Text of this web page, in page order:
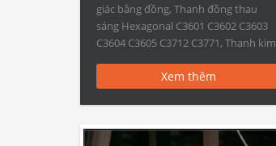
giác bằng đồng, Thanh đồng thau
sáng Hexagonal C3601 C3602 C3603
C3604 C3605 C3712 C3771, Thanh kim
Trung Quốc Nhà cung cấp Trung Quốc
thanh đồng lục giác, Thanh sắt hình
lục giác, […]
Xem thêm